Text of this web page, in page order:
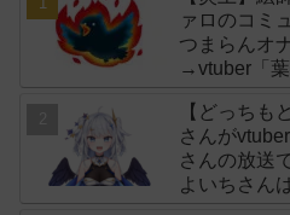
ァロのコミ
つまらんオ
→vtuber「
【どっちも
さんが
さんの放送
よいちさん